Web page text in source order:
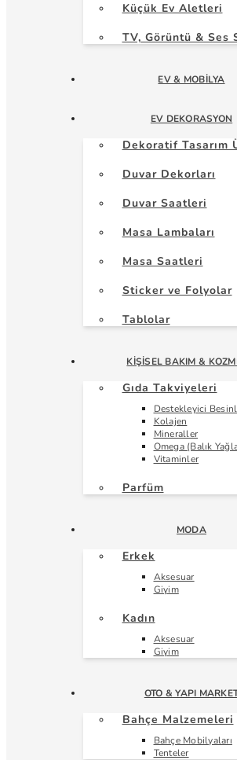
Küçük Ev Aletleri
TV, Görüntü & Ses
EV & MOBILYA
EV DEKORASYON
Dekoratif Tasarım
Duvar Dekorları
Duvar Saatleri
Masa Lambaları
Masa Saatleri
Sticker ve Folyolar
Tablolar
KIŞISEL BAKIM &
Gıda Takviyeleri
Destekleyici
Kolajen
Mineraller
Omega (Balık
Vitaminler
Parfüm
MODA
Erkek
Aksesuar
Giyim
Kadın
Aksesuar
Giyim
OTO & YAPI
Bahçe Malzemeleri
Bahçe Mobilyaları
Tenteler